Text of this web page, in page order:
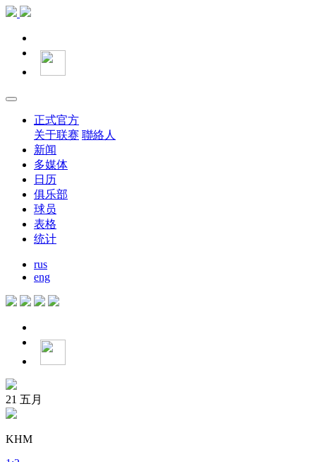
正式官方
关于联赛 聯絡人
新闻
多媒体
日历
俱乐部
球员
表格
统计
rus
eng
21 五月
KHM